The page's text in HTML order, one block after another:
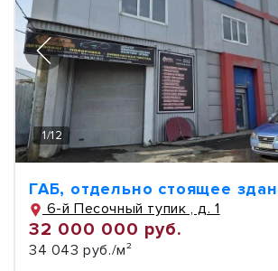
1/12
ГАБ, отдельно стоящее
6-й Песочный тупик , д. 1
32 000 000 руб.
34 043 руб./м²